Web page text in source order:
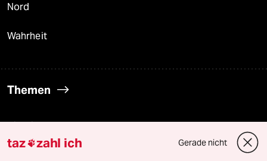
Nord
Wahrheit
Themen
Niedrigwasser
taz zahl ich Gerade nicht